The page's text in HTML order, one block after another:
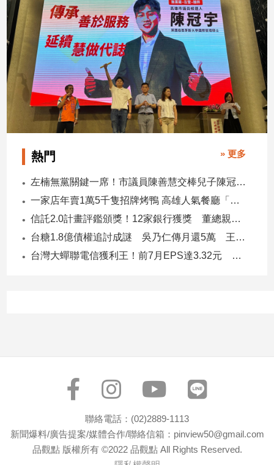
音
專
區
合
稿
專
區
【我
熱門 » 更多
左楠無黨關鍵一席！市議員陳善慧交棒兒子陳冠宇 一人參選 兩代服務
一家店年賣1萬5千隻招牌烤鴨 高雄人氣餐廳「鴨點棧」展新店
信託2.0計畫評鑑頒獎！12家銀行獲獎 董總親臨領獎
台糖1.8億債權追討成謎 吳乃仁傳月還5萬 王鴻薇轟：要還到379歲
台灣大蟬聯電信獲利王！前7月EPS達3.32元 中華電3.11、遠傳2.46元
聯絡電話：(02)2889-1113
新聞爆料/廣告提案/媒體合作/聯絡信箱：pinview50@gmail.com
品觀點 版權所有 ©2022 品觀點 All Rights Reserved.